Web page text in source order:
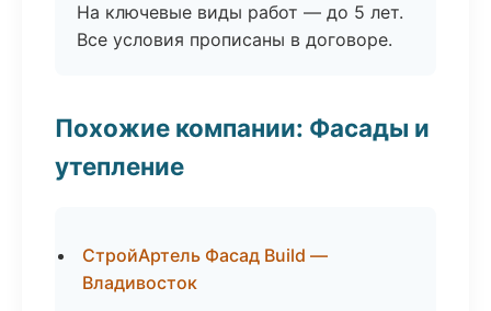
На ключевые виды работ — до 5 лет.
Все условия прописаны в договоре.
Похожие компании: Фасады и
утепление
СтройАртель Фасад Build —
Владивосток